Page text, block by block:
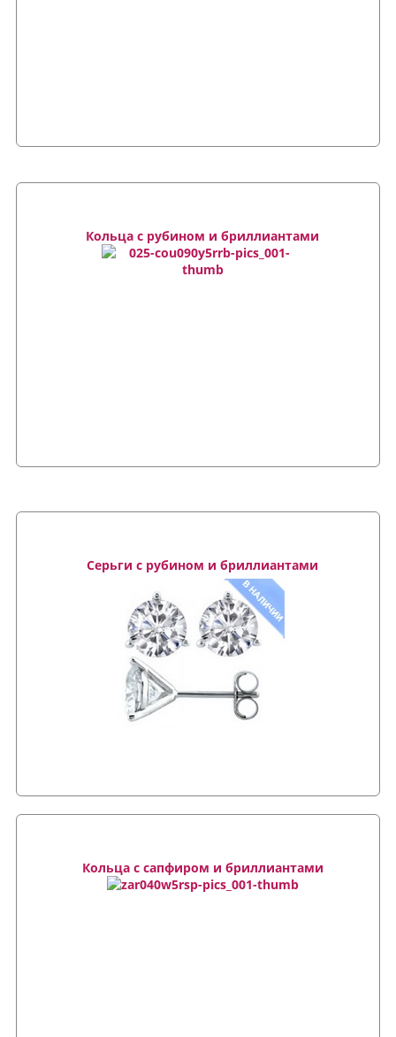
Кольца с рубином и бриллиантами
Серьги с рубином и бриллиантами
Кольца с сапфиром и бриллиантами